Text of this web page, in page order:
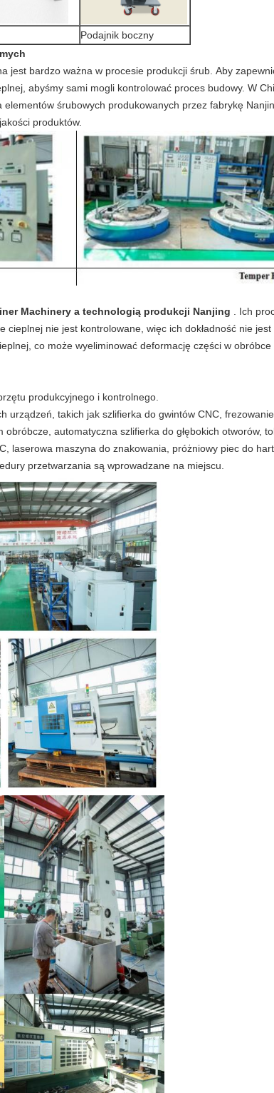
Podajnik boczny
jest bardzo ważna w procesie produkcji śrub. Aby
abyśmy sami mogli kontrolować proces budowy. W
śrubowych produkowanych przez fabrykę
produktów.
Machinery a technologią produkcji Nanjing
Ich
cieplnej nie jest kontrolowane, więc ich dokładność nie jest
co może wyeliminować deformację części w
produkcyjnego i kontrolnego.
urządzeń, takich jak szlifierka do gwintów CNC,
automatyczna szlifierka do głębokich otworów,
laserowa maszyna do znakowania, próżniowy piec do
przetwarzania są wprowadzane na miejscu.